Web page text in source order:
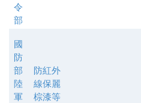
令
部
國
防
部
陸
軍
防紅外
線保麗
棕漆等